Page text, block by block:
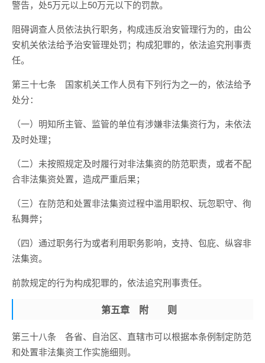
警告，处5万元以上50万元以下的罚款。
阻碍调查人员依法执行职务，构成违反治安管理行为的，由公
安机关依法给予治安管理处罚；构成犯罪的，依法追究刑事责
任。
第三十七条 国家机关工作人员有下列行为之一的，依法给予
处分：
（一）明知所主管、监管的单位有涉嫌非法集资行为，未依法
及时处理；
（二）未按照规定及时履行对非法集资的防范职责，或者不配
合非法集资处置，造成严重后果；
（三）在防范和处置非法集资过程中滥用职权、玩忽职守、徇
私舞弊；
（四）通过职务行为或者利用职务影响，支持、包庇、纵容非
法集资。
前款规定的行为构成犯罪的，依法追究刑事责任。
第五章 附 则
第三十八条 各省、自治区、直辖市可以根据本条例制定防范
和处置非法集资工作实施细则。